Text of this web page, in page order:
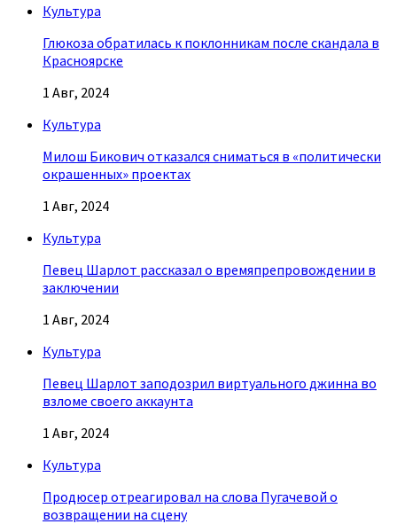
Культура
Глюкоза обратилась к поклонникам после скандала в
Красноярске
1 Авг, 2024
Культура
Милош Бикович отказался сниматься в «политически
окрашенных» проектах
1 Авг, 2024
Культура
Певец Шарлот рассказал о времяпрепровождении в
заключении
1 Авг, 2024
Культура
Певец Шарлот заподозрил виртуального джинна во
взломе своего аккаунта
1 Авг, 2024
Культура
Продюсер отреагировал на слова Пугачевой о
возвращении на сцену